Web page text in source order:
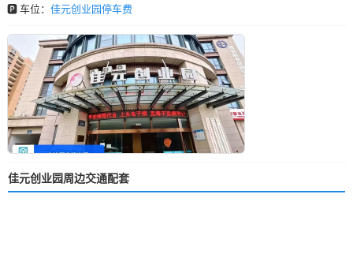
🅿️ 车位： 佳元创业园停车费
佳元创业园周边交通配套